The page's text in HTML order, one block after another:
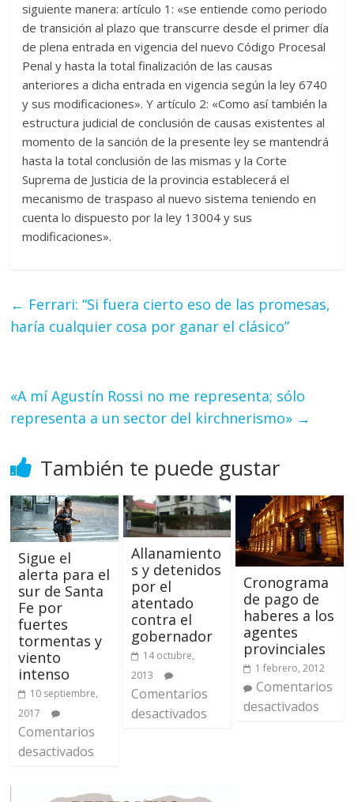
siguiente manera: artículo 1: «se entiende como periodo
de transición al plazo que transcurre desde el primer día
de plena entrada en vigencia del nuevo Código Procesal
Penal y hasta la total finalización de las causas
anteriores a dicha entrada en vigencia según la ley 6740
y sus modificaciones». Y artículo 2: «Como así también la
estructura judicial de conclusión de causas existentes al
momento de la sanción de la presente ley se mantendrá
hasta la total conclusión de las mismas y la Corte
Suprema de Justicia de la provincia establecerá el
mecanismo de traspaso al nuevo sistema teniendo en
cuenta lo dispuesto por la ley 13004 y sus
modificaciones».
← Ferrari: “Si fuera cierto eso de las promesas,
haría cualquier cosa por ganar el clásico”
«A mí Agustín Rossi no me representa; sólo
representa a un sector del kirchnerismo» →
También te puede gustar
Sigue el
alerta para el
sur de Santa
Fe por
fuertes
tormentas y
viento
intenso
10 septiembre,
2017
Comentarios
desactivados
Allanamiento
s y detenidos
por el
atentado
contra el
gobernador
14 octubre,
2013
Comentarios
desactivados
Cronograma
de pago de
haberes a los
agentes
provinciales
1 febrero, 2012
Comentarios
desactivados